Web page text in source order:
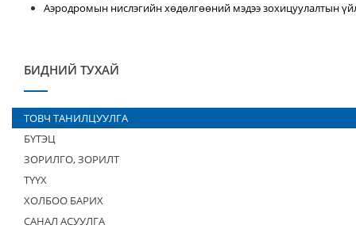
Аэродромын нислэгийн хөдөлгөөний мэдээ зохицуулалтын
БИДНИЙ ТУХАЙ
ТОВЧ ТАНИЛЦУУЛГА
БҮТЭЦ
ЗОРИЛГО, ЗОРИЛТ
ТҮҮХ
ХОЛБОО БАРИХ
САНАЛ АСУУЛГА